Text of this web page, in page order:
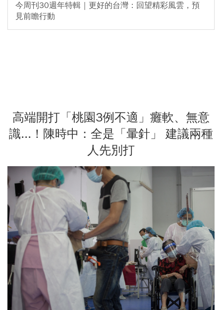
今周刊30週年特輯｜更好的台灣：回望精彩風雲，預
見前瞻行動
高端開打「桃園3例不適」癱軟、無意
識...！陳時中：全是「暈針」 建議兩種
人先別打